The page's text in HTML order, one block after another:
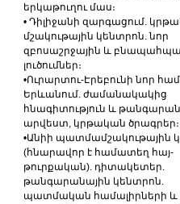
երկաթուղու մաս։
• Դիլիջանի զարգացում.
մշակութային կենտրոն. նոր
զբոսաշրջային և
լուծումներ։
•Ուրարտու-Էրեբունի նոր
Երևանում. ժամանակակից
հնագիտություն և
արվեստ, կրթական ծրագրեր։
•Անիի պատմամշակութային
(հնարավոր է համատեղ հայ-
թուրքական). դիտակետեր.
թանգարանային կենտրոն.
պատմական համալիրների և